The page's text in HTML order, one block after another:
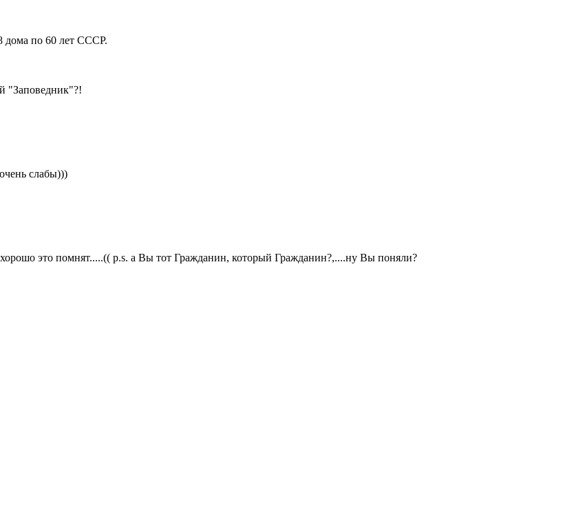
дома по 60 лет СССР.
"Заповедник"?!
слабы)))
это помнят.....(( p.s. а Вы тот Гражданин, который Гражданин?,....ну Вы поняли?